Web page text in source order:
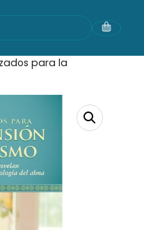
para la